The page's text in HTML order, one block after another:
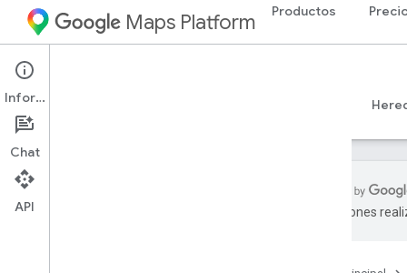
Maps Platform Productos
Web
Guías
traducciones
Información
Chat
API